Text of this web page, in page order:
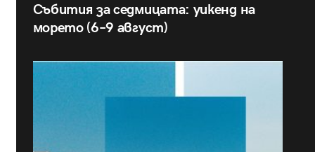
Събития за седмицата: уикенд на
морето (6–9 август)